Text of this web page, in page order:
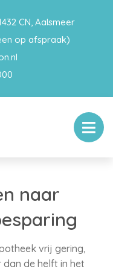
CN, Aalsmeer
op afspraak)
naar
vrij gering,
dan de helft in het